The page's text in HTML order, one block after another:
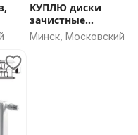
КУПЛЮ диски
зачистные
лепестковые 125мм.
Минск, Московский